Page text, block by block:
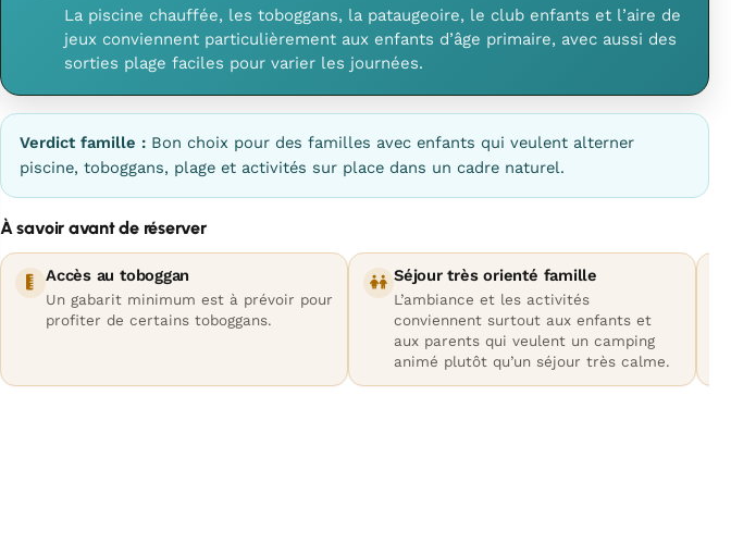
La piscine chauffée, les toboggans, la pataugeoire, le club enfants et l’aire de
jeux conviennent particulièrement aux enfants d’âge primaire, avec aussi des
sorties plage faciles pour varier les journées.
Verdict famille : Bon choix pour des familles avec enfants qui veulent alterner
piscine, toboggans, plage et activités sur place dans un cadre naturel.
À savoir avant de réserver
Accès au toboggan
Un gabarit minimum est à prévoir pour
profiter de certains toboggans.
Séjour très orienté famille
L’ambiance et les activités
conviennent surtout aux enfants et
aux parents qui veulent un camping
animé plutôt qu’un séjour très calme.